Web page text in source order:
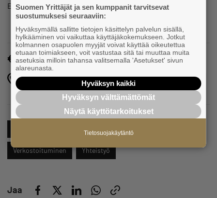
Ei ennakkoilmoittautumista. Lämpimästi tervetuloa!
Maksuton
Mannerheiminkatu 2,
Loviisa
Puheenaihe Tapahtumat
Verkostoituminen Yhteistyö
Jaa
Suomen Yrittäjät ja sen kumppanit tarvitsevat
suostumuksesi seuraaviin:
Hyväksymällä sallitte tietojen käsittelyn palvelun sisällä,
hylkääminen voi vaikuttaa käyttäjäkokemukseen. Jotkut
kolmannen osapuolen myyjät voivat käyttää oikeutettua
etuaan toimiakseen, voit vastustaa sitä tai muuttaa muita
asetuksia milloin tahansa valitsemalla 'Asetukset' sivun
alareunasta.
Hyväksyn kaikki
Hyväksyn välttämättömät
Näytä käyttötarkoitukset
Tietosuojakäytäntö